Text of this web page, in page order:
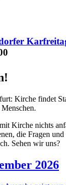
Kirche findet
Kirche nichts
die Fragen
Sehen wir uns?
2026